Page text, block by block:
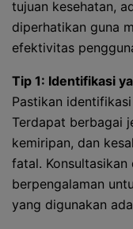
tujuan kesehatan,
diperhatikan guna
efektivitas
Tip 1: Identifikasi
Pastikan
Terdapat berbagai
kemiripan, dan
fatal.
berpengalaman
yang digunakan